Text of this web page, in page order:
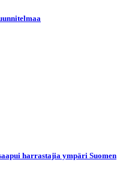
harrastajia ympäri Suomen